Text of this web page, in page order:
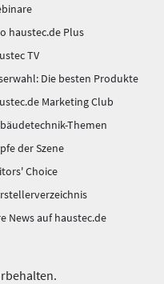
haustec.de Plus
TV
Die besten Produkte
Marketing Club
Themen
der Szene
Choice
News auf haustec.de